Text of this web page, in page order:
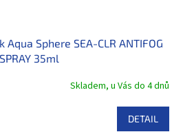
Sphere SEA-CLR ANTIFOG
SPRAY 35ml
Skladem, u Vás do 4 dnů
DETAIL